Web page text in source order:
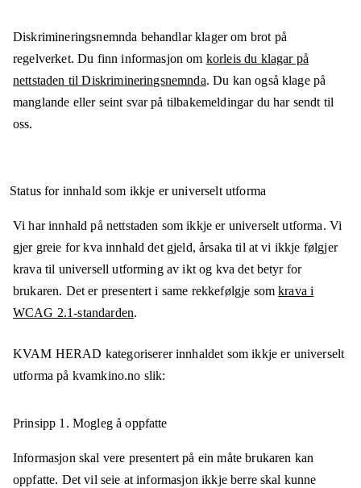
Diskrimineringsnemnda behandlar klager om brot på
regelverket. Du finn informasjon om korleis du klagar på
nettstaden til Diskrimineringsnemnda. Du kan også klage på
manglande eller seint svar på tilbakemeldingar du har sendt til
oss.
Status for innhald som ikkje er universelt utforma
Vi har innhald på nettstaden som ikkje er universelt utforma. Vi
gjer greie for kva innhald det gjeld, årsaka til at vi ikkje følgjer
krava til universell utforming av ikt og kva det betyr for
brukaren. Det er presentert i same rekkefølgje somkrava i
WCAG 2.1-standarden.
KVAM HERAD kategoriserer innhaldet som ikkje er universelt
utforma på kvamkino.no slik:
Prinsipp 1. Mogleg å oppfatte
Informasjon skal vere presentert på ein måte brukaren kan
oppfatte. Det vil seie at informasjon ikkje berre skal kunne